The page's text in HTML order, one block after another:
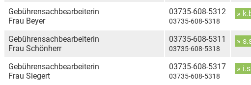
Gebührensachbearbeiterin
Frau Beyer
03735-608-5312
03735-608-5318
»
Gebührensachbearbeiterin
Frau Schönherr
03735-608-5311
03735-608-5318
»
Gebührensachbearbeiterin
Frau Siegert
03735-608-5317
03735-608-5318
»